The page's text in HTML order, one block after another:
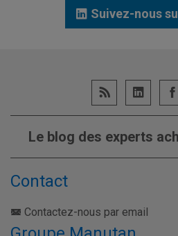
Suivez-nous
Le blog des experts
Contact
Contactez-nous par email